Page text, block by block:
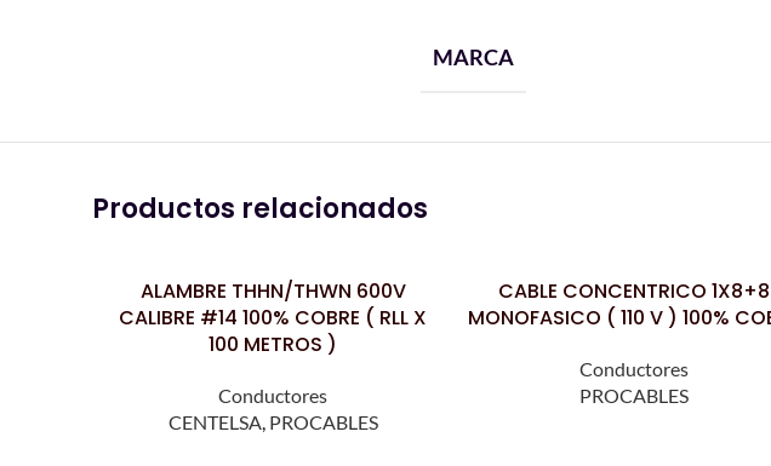
MARCA
Productos relacionados
LEER MÁS
ALAMBRE THHN/THWN 600V
CALIBRE #14 100% COBRE ( RLL X
100 METROS )
Conductores
CENTELSA, PROCABLES
LEER MÁS
CABLE CONCENTRICO 1X8+8
MONOFASICO ( 110 V ) 100%
Conductores
PROCABLES